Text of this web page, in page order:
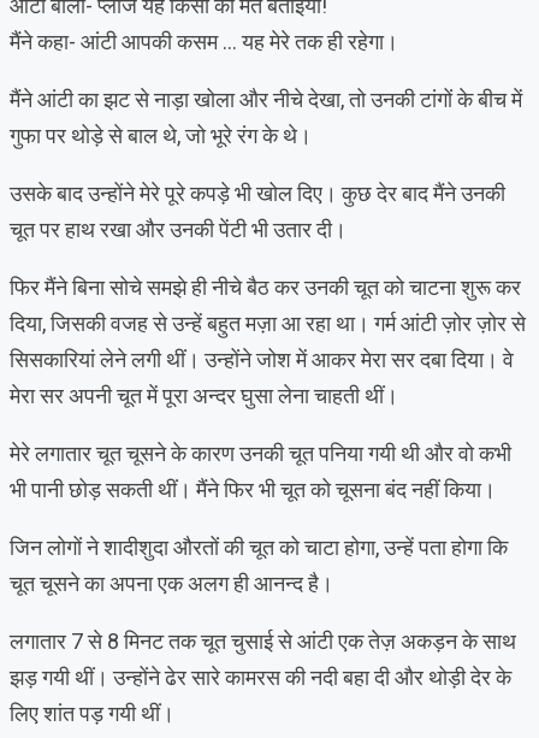
आंटी बोलीं- प्लीज यह किसी को मत बताईयो!
मैंने कहा- आंटी आपकी कसम … यह मेरे तक ही रहेगा।
मैंने आंटी का झट से नाड़ा खोला और नीचे देखा, तो उनकी टांगों के बीच में
गुफा पर थोड़े से बाल थे, जो भूरे रंग के थे।
उसके बाद उन्होंने मेरे पूरे कपड़े भी खोल दिए। कुछ देर बाद मैंने उनकी
चूत पर हाथ रखा और उनकी पेंटी भी उतार दी।
फिर मैंने बिना सोचे समझे ही नीचे बैठ कर उनकी चूत को चाटना शुरू कर
दिया, जिसकी वजह से उन्हें बहुत मज़ा आ रहा था। गर्म आंटी ज़ोर ज़ोर से
सिसकारियां लेने लगी थीं। उन्होंने जोश में आकर मेरा सर दबा दिया। वे
मेरा सर अपनी चूत में पूरा अन्दर घुसा लेना चाहती थीं।
मेरे लगातार चूत चूसने के कारण उनकी चूत पनिया गयी थी और वो कभी
भी पानी छोड़ सकती थीं। मैंने फिर भी चूत को चूसना बंद नहीं किया।
जिन लोगों ने शादीशुदा औरतों की चूत को चाटा होगा, उन्हें पता होगा कि
चूत चूसने का अपना एक अलग ही आनन्द है।
लगातार 7 से 8 मिनट तक चूत चुसाई से आंटी एक तेज़ अकड़न के साथ
झड़ गयी थीं। उन्होंने ढेर सारे कामरस की नदी बहा दी और थोड़ी देर के
लिए शांत पड़ गयी थीं।